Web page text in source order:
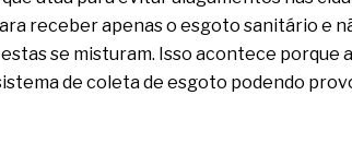
receber apenas o esgoto sanitário e
se misturam. Isso acontece porque
de coleta de esgoto podendo